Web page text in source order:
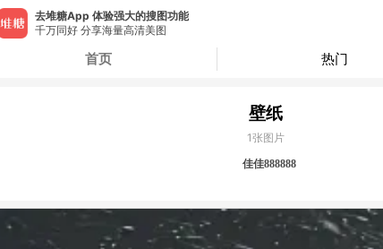
去堆糖App 体验强大的搜图功能
千万同好 分享海量高清美图
首页 热门
壁纸
1张图片
佳佳888888